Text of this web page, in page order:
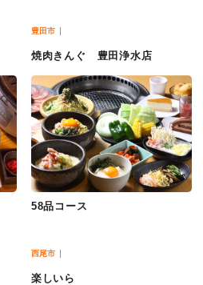
豊田市
焼肉きんぐ 豊田浄水店
58品コース
西尾市
楽しいら